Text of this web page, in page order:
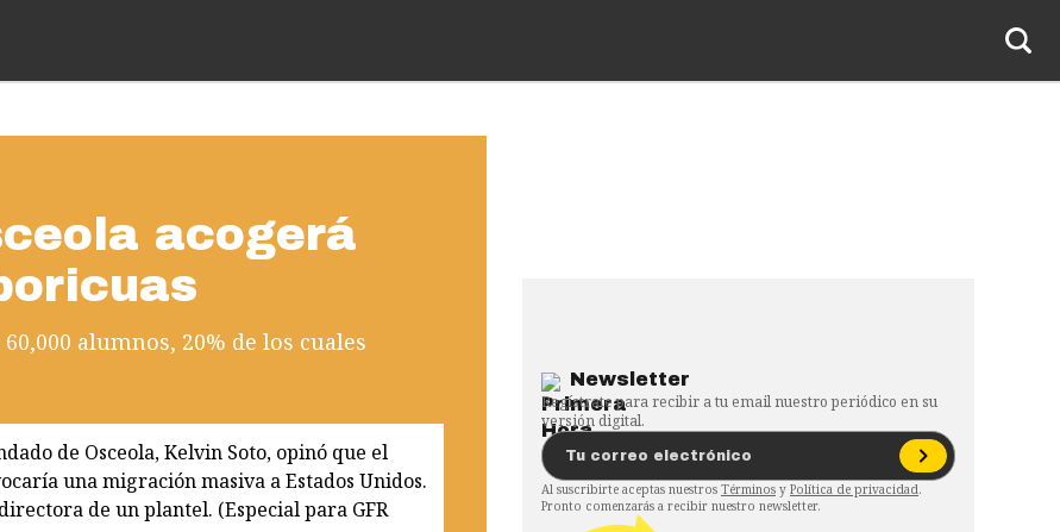
acogerá
alumnos, 20% de los cuales
Newsletter
Regístrate para recibir a tu email nuestro periódico en su
versión digital.
Al suscribirte aceptas nuestros Términos y Política de privacidad.
Pronto comenzarás a recibir nuestro newsletter.